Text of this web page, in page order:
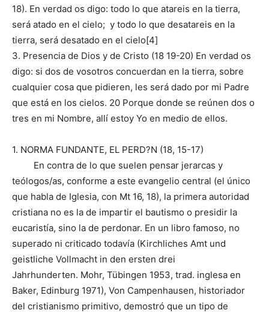
18). En verdad os digo: todo lo que atareis en la tierra,
será atado en el cielo; y todo lo que desatareis en la
tierra, será desatado en el cielo[4]
3. Presencia de Dios y de Cristo (18 19-20) En verdad os
digo: si dos de vosotros concuerdan en la tierra, sobre
cualquier cosa que pidieren, les será dado por mi Padre
que está en los cielos. 20 Porque donde se reúnen dos o
tres en mi Nombre, allí estoy Yo en medio de ellos.
1. NORMA FUNDANTE, EL PERD?N (18, 15-17)
En contra de lo que suelen pensar jerarcas y
teólogos/as, conforme a este evangelio central (el único
que habla de Iglesia, con Mt 16, 18), la primera autoridad
cristiana no es la de impartir el bautismo o presidir la
eucaristía, sino la de perdonar. En un libro famoso, no
superado ni criticado todavía (Kirchliches Amt und
geistliche Vollmacht in den ersten drei
Jahrhunderten. Mohr, Tübingen 1953, trad. inglesa en
Baker, Edinburg 1971), Von Campenhausen, historiador
del cristianismo primitivo, demostró que un tipo de